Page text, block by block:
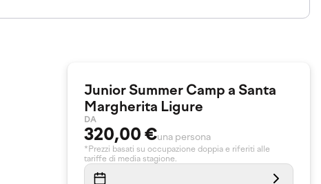
Junior Summer Camp a Santa
Margherita Ligure
DA
320,00 €una persona
*Prezzi basati su occupazione doppia e riferiti alle
tariffe di media stagione.